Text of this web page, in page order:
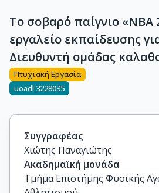
Το σοβαρό παίγνιο «NBA
εργαλείο εκπαίδευσης
Διευθυντή ομάδας
Πτυχιακή Εργασία
uoadl:3228035
Συγγραφέας
Χιώτης Παναγιώτης
Ακαδημαϊκή μονάδα
Τμήμα Επιστήμης Φυσικής